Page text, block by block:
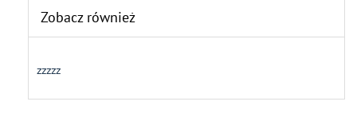
Zobacz również
zzzzz